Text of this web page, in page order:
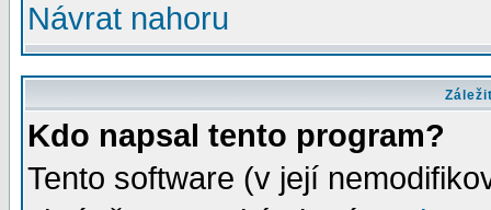
Návrat nahoru
Kdo napsal tento program?
Tento software (v její